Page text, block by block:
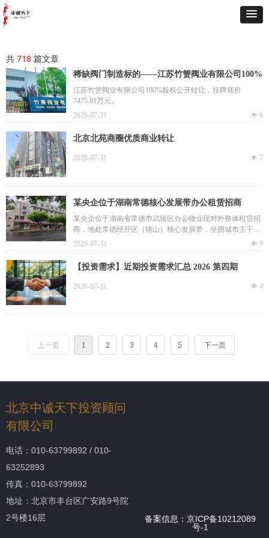
共 718 篇文章
稀缺阀门制造标的——江苏竹箦阀业有限公司100%
股权转让
江苏竹箦阀业有限公司100%股权公开转让，挂牌底价
7475.81万元。
넶 8
2026-07-31
北京北苑商圈优质商业转让
넶 7
2026-07-31
某央企位于湖南常德核心发展带办公租赁招商
某央企位于湖南省常德市武陵区办公物业现对外整体租赁招
商，地处常德经开区（德山）核心发展带，坐拥城市主干道
交汇的枢纽位置，是区域内稀缺的、具备完善产权手续的独
立办公载体。企业总部、研发、培训、综合商务等业态均可
落地。
넶 9
2026-07-31
【投资需求】近期投资需求汇总 2026 第四期
넶 4
2026-07-31
上一页 1 2 3 4 5 下一页
北京中诚天下投资顾问
有限公司
电话：010-63799892 / 010-
63252893
传真：010-63799892
地址： 北京市丰台区广安路9号院
2号楼16层
备案信息： 京ICP备10212089
号-1